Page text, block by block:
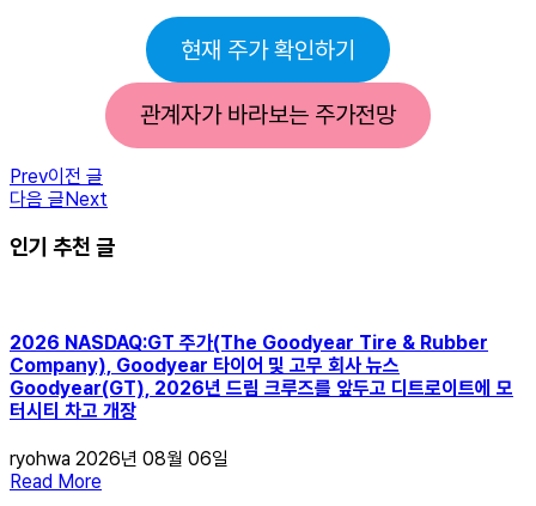
현재 주가 확인하기
관계자가 바라보는 주가전망
Prev이전 글
다음 글Next
인기 추천 글
2026 NASDAQ:GT 주가(The Goodyear Tire & Rubber
Company), Goodyear 타이어 및 고무 회사 뉴스
Goodyear(GT), 2026년 드림 크루즈를 앞두고 디트로이트에 모
터시티 차고 개장
ryohwa 2026년 08월 06일
Read More